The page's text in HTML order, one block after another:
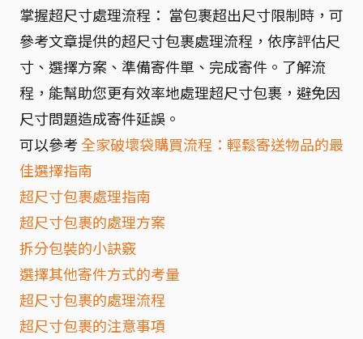
掌握超尺寸處理流程： 當包裹超出尺寸限制時，可
參考文章提供的超尺寸包裹處理流程，依序評估尺
寸、選擇方案、準備寄件單、完成寄件。了解流
程，能幫助您更有效率地處理超尺寸包裹，避免因
尺寸問題造成寄件延誤。
可以參考 全家破壞袋購買流程：輕鬆寄送物品的最
佳選擇指南
超尺寸包裹處理指南
超尺寸包裹的處理方案
拆分包裝的小訣竅
選擇其他寄件方式的考量
超尺寸包裹的處理流程
超尺寸包裹的注意事項